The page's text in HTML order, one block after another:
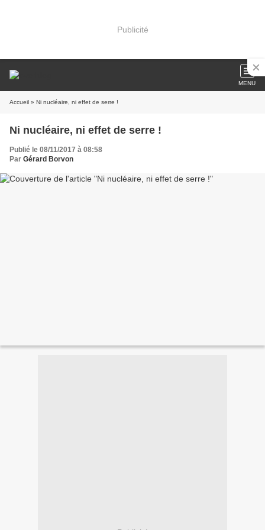
Publicité
MENU
Accueil » Ni nucléaire, ni effet de serre !
Ni nucléaire, ni effet de serre !
Publié le 08/11/2017 à 08:58
Par Gérard Borvon